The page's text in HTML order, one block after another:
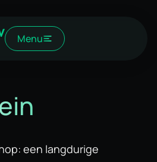
Menu
een langdurige